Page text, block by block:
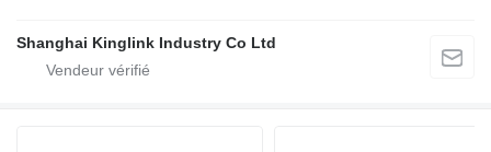
Shanghai Kinglink Industry Co Ltd